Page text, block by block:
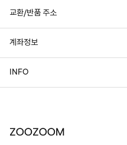
교환/반품 주소
계좌정보
INFO